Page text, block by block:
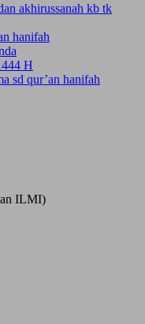
akhirussanah kb tk
hanifah
H
sd qur’an hanifah
ILMI)